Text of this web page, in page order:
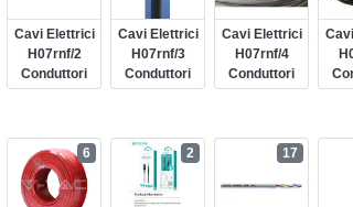
Cavi Elettrici
H07rnf/2
Conduttori
Cavi Elettrici
H07rnf/3
Conduttori
Cavi Elettrici
H07rnf/4
Conduttori
6 2 17